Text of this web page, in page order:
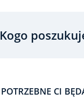
Kogo
POTRZEBNE CI